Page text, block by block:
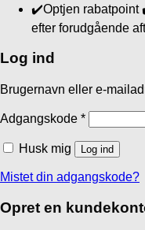
✔️Optjen rabatpoint
efter forudgående
Log ind
Brugernavn eller e-
Adgangskode *
Husk mig Log ind
Mistet din adgangskode?
Opret en